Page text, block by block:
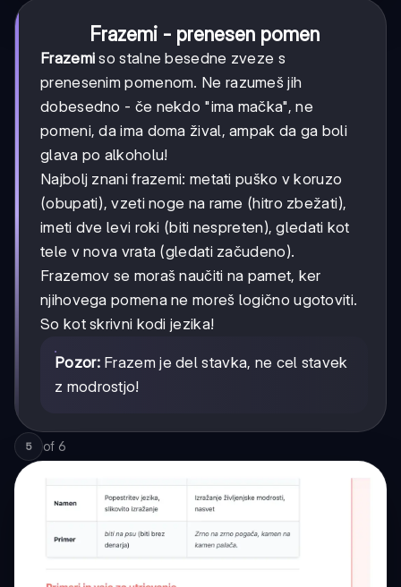
Frazemi - prenesen pomen
Frazemi so stalne besedne zveze s
prenesenim pomenom. Ne razumeš jih
dobesedno - če nekdo "ima mačka", ne
pomeni, da ima doma žival, ampak da ga boli
glava po alkoholu!
Najbolj znani frazemi: metati puško v koruzo
(obupati), vzeti noge na rame (hitro zbežati),
imeti dve levi roki (biti nespreten), gledati kot
tele v nova vrata (gledati začudeno).
Frazemov se moraš naučiti na pamet, ker
njihovega pomena ne moreš logično ugotoviti.
So kot skrivni kodi jezika!
Pozor:Frazem je del stavka, ne cel stavek
z modrostjo!
5 of 6